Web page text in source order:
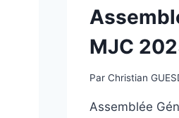
MJC
Par Christian
Assemblée